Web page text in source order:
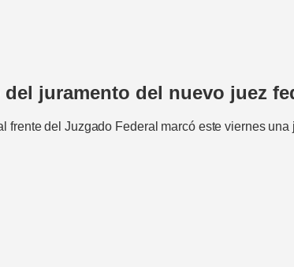
juramento del nuevo juez
frente del Juzgado Federal marcó este viernes